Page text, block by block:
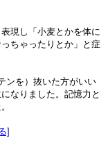
現し「小麦とかを体に
ちゃったりとか」と症
ンを）抜いた方がいい
なりました。記憶力と
]